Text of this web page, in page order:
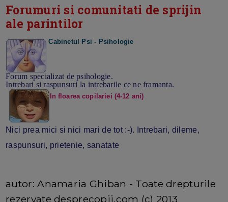
Forumuri si comunitati de sprijin
ale parintilor
Cabinetul Psi - Psihologie
Forum specializat de psihologie.
Intrebari si raspunsuri la intrebarile ce ne framanta.
In floarea copilariei (4-12 ani)
Nici prea mici si nici mari de tot :-). Intrebari, dileme,
raspunsuri, prietenie, sanatate
autor: Anamaria Ghiban - Toate drepturile
rezervate desprecopii.com (c) 2013